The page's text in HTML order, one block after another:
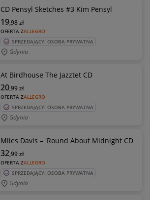
CD Pensyl Sketches #3 Kim Pensyl
OFERTA ZALLEGRO
19,98zł
SPRZEDAJĄCY: OSOBA PRYWATNA
Gdynia
At Birdhouse The Jazztet CD
OFERTA ZALLEGRO
20,99zł
SPRZEDAJĄCY: OSOBA PRYWATNA
Gdynia
Miles Davis – 'Round About Midnight CD
OFERTA ZALLEGRO
32,99zł
SPRZEDAJĄCY: OSOBA PRYWATNA
Gdynia